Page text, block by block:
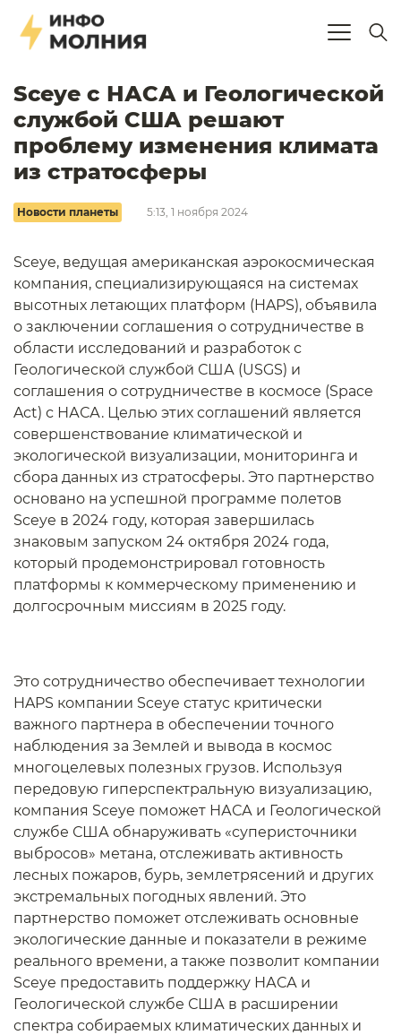
Sceye с НАСА и Геологической
службой США решают
проблему изменения климата
из стратосферы
Новости планеты 5:13, 1 ноября 2024
Sceye, ведущая американская аэрокосмическая
компания, специализирующаяся на системах
высотных летающих платформ (HAPS), объявила
о заключении соглашения о сотрудничестве в
области исследований и разработок с
Геологической службой США (USGS) и
соглашения о сотрудничестве в космосе (Space
Act) с НАСА. Целью этих соглашений является
совершенствование климатической и
экологической визуализации, мониторинга и
сбора данных из стратосферы. Это партнерство
основано на успешной программе полетов
Sceye в 2024 году, которая завершилась
знаковым запуском 24 октября 2024 года,
который продемонстрировал готовность
платформы к коммерческому применению и
долгосрочным миссиям в 2025 году.
Это сотрудничество обеспечивает технологии
HAPS компании Sceye статус критически
важного партнера в обеспечении точного
наблюдения за Землей и вывода в космос
многоцелевых полезных грузов. Используя
передовую гиперспектральную визуализацию,
компания Sceye поможет НАСА и Геологической
службе США обнаруживать «суперисточники
выбросов» метана, отслеживать активность
лесных пожаров, бурь, землетрясений и других
экстремальных погодных явлений. Это
партнерство поможет отслеживать основные
экологические данные и показатели в режиме
реального времени, а также позволит компании
Sceye предоставить поддержку НАСА и
Геологической службе США в расширении
спектра собираемых климатических данных и